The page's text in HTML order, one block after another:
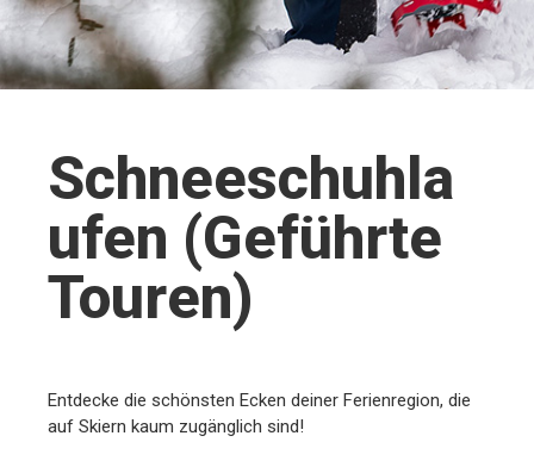
Schneeschuhla
ufen (Geführte
Touren)
Entdecke die schönsten Ecken deiner Ferienregion, die
auf Skiern kaum zugänglich sind!